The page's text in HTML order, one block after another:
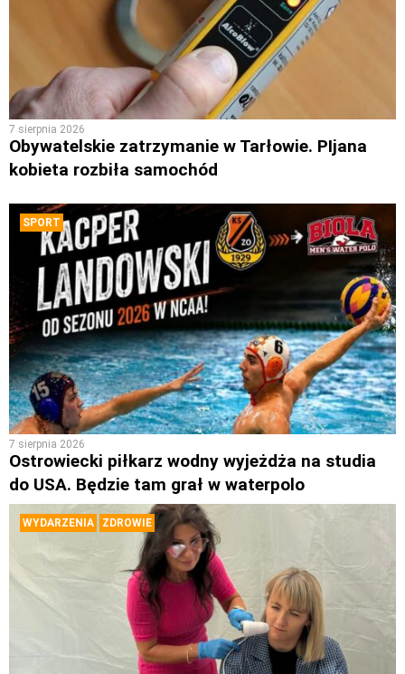
7 sierpnia 2026
Obywatelskie zatrzymanie w Tarłowie. PIjana
kobieta rozbiła samochód
SPORT
7 sierpnia 2026
Ostrowiecki piłkarz wodny wyjeżdża na studia
do USA. Będzie tam grał w waterpolo
WYDARZENIA ZDROWIE